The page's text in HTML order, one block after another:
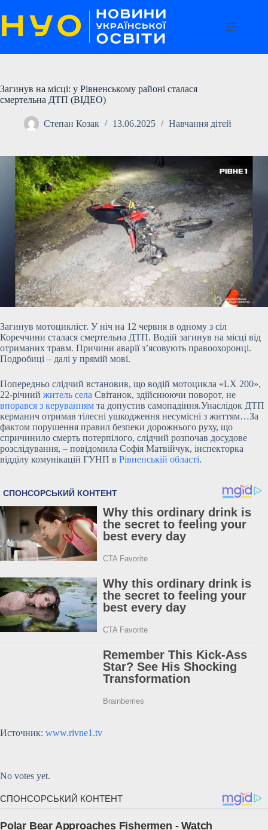
до
вмісту
Загинув на місці: у Рівненському районі сталася
смертельна ДТП (ВІДЕО)
Степан Козак 13.06.2025 Навчання дітей
Загинув мотоцикліст. У ніч на 12 червня в одному з сіл
Кореччини сталася смертельна ДТП. Водій загинув на місці від
отриманих травм. Причини аварії з’ясовують правоохоронці.
Подробиці – далі у прямій мові.
Попередньо слідчий встановив, що водій мотоцикла «LX 200»,
22-річний житель села Світанок, здійснюючи поворот, не
впорався з керуванням та допустив самопадіння.Унаслідок ДТП
керманич отримав тілесні ушкодження несумісні з життям…За
фактом порушення правил безпеки дорожнього руху, що
спричинило смерть потерпілого, слідчий розпочав досудове
розслідування, – повідомила Софія Матвійчук, інспекторка
відділу комунікацій ГУНП в Рівненській області.
Источник: www.rivne1.tv
No votes yet.